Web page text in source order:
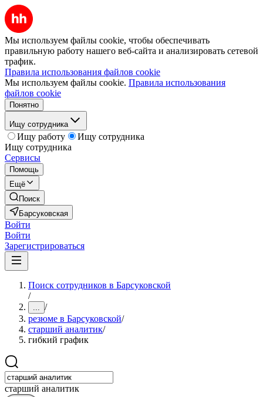
Мы используем файлы cookie, чтобы обеспечивать
правильную работу нашего веб-сайта и анализировать сетевой
трафик.
Правила использования файлов cookie
Мы используем файлы cookie. Правила использования
файлов cookie
Понятно
Ищу сотрудника
Ищу работу
Ищу сотрудника
Ищу сотрудника
Сервисы
Помощь
Ещё
Поиск
Барсуковская
Войти
Войти
Зарегистрироваться
Поиск сотрудников в Барсуковской
/
... /
резюме в Барсуковской/
старший аналитик/
гибкий график
старший аналитик